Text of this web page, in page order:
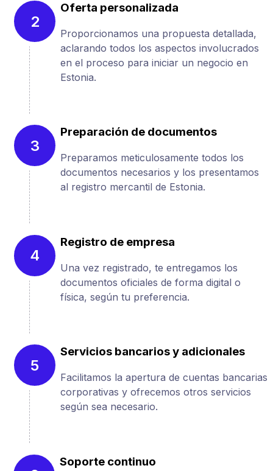
2
Oferta personalizada
Proporcionamos una propuesta detallada,
aclarando todos los aspectos involucrados
en el proceso para iniciar un negocio en
Estonia.
3
Preparación de documentos
Preparamos meticulosamente todos los
documentos necesarios y los presentamos
al registro mercantil de Estonia.
4
Registro de empresa
Una vez registrado, te entregamos los
documentos oficiales de forma digital o
física, según tu preferencia.
5
Servicios bancarios y adicionales
Facilitamos la apertura de cuentas bancarias
corporativas y ofrecemos otros servicios
según sea necesario.
Soporte continuo